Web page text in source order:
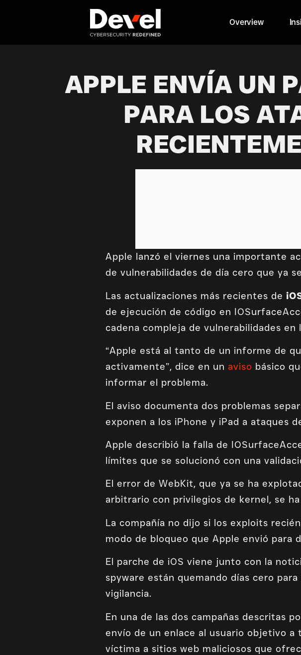
Overview
APPLE ENVÍA UN
PARA LOS
Apple lanzó el viernes una importante
de vulnerabilidades de día cero que ya
Las actualizaciones más recientes de
de ejecución de código en
cadena compleja de vulnerabilidades
“Apple está al tanto de un informe de
activamente”, dice en un aviso básico
informar el problema.
El aviso documenta dos problemas
exponen a los iPhone y iPad a ataques
Apple describió la falla de
límites que se solucionó con una
El error de WebKit, que ya se ha
arbitrario con privilegios de kernel, se
La compañía no dijo si los exploits
modo de bloqueo que Apple envió para
El parche de iOS viene junto con la
spyware están quemando días cero
vigilancia.
En una de las dos campañas descritas
envío de un enlace al usuario objetivo a
víctima a sitios web maliciosos que